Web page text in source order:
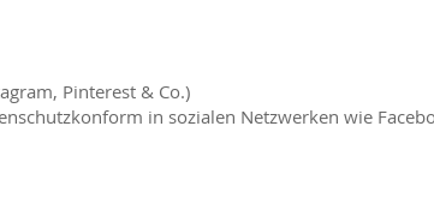
Pinterest & Co.)
in sozialen Netzwerken wie